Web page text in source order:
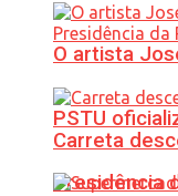
PSTU
Presidência
O artista
Carreta